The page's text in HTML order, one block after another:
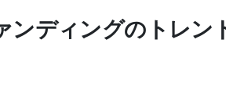
ディングのトレン